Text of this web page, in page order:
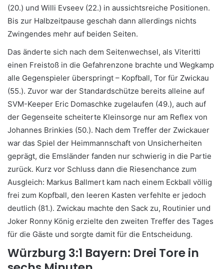
(20.) und Willi Evseev (22.) in aussichtsreiche Positionen.
Bis zur Halbzeitpause geschah dann allerdings nichts
Zwingendes mehr auf beiden Seiten.
Das änderte sich nach dem Seitenwechsel, als Viteritti
einen Freistoß in die Gefahrenzone brachte und Wegkamp
alle Gegenspieler überspringt – Kopfball, Tor für Zwickau
(55.). Zuvor war der Standardschütze bereits alleine auf
SVM-Keeper Eric Domaschke zugelaufen (49.), auch auf
der Gegenseite scheiterte Kleinsorge nur am Reflex von
Johannes Brinkies (50.). Nach dem Treffer der Zwickauer
war das Spiel der Heimmannschaft von Unsicherheiten
geprägt, die Emsländer fanden nur schwierig in die Partie
zurück. Kurz vor Schluss dann die Riesenchance zum
Ausgleich: Markus Ballmert kam nach einem Eckball völlig
frei zum Kopfball, den leeren Kasten verfehlte er jedoch
deutlich (81.). Zwickau machte den Sack zu, Routinier und
Joker Ronny König erzielte den zweiten Treffer des Tages
für die Gäste und sorgte damit für die Entscheidung.
Würzburg 3:1 Bayern: Drei Tore in